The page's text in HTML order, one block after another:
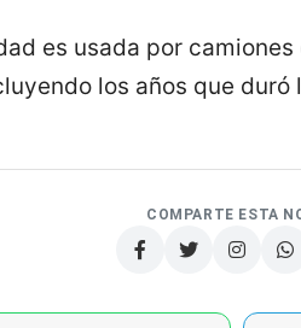
es usada por
los años que duró
COMPARTE ESTA